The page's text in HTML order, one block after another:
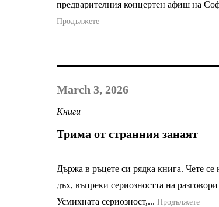
предварителния концертен афиш на
Продължете
March 3, 2026
Книги
Трима от странния занаят
Държа в ръцете си рядка книга. Чете се
дъх, въпреки сериозността на
Усмихната сериозност,... Продължете